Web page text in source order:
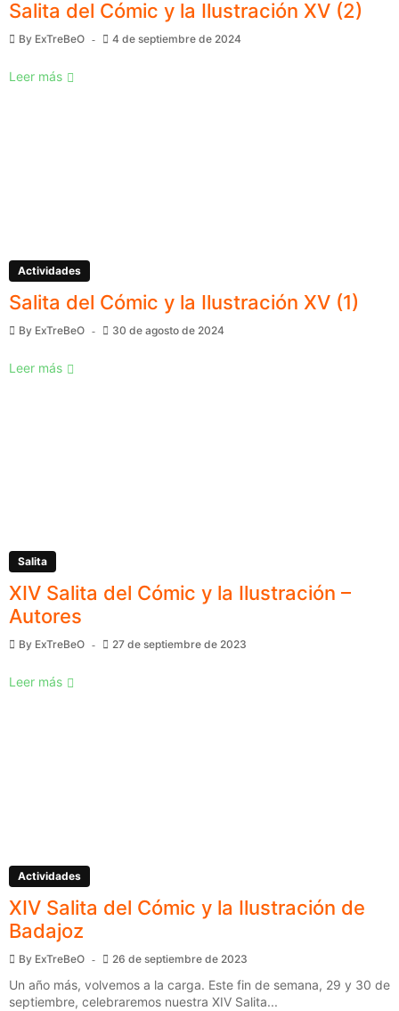
Salita del Cómic y la Ilustración XV (2)
By ExTreBeO 4 de septiembre de 2024
Leer más
Actividades
Salita del Cómic y la Ilustración XV (1)
By ExTreBeO 30 de agosto de 2024
Leer más
Salita
XIV Salita del Cómic y la Ilustración –
Autores
By ExTreBeO 27 de septiembre de 2023
Leer más
Actividades
XIV Salita del Cómic y la Ilustración de
Badajoz
By ExTreBeO 26 de septiembre de 2023
Un año más, volvemos a la carga. Este fin de semana, 29 y 30 de
septiembre, celebraremos nuestra XIV Salita...